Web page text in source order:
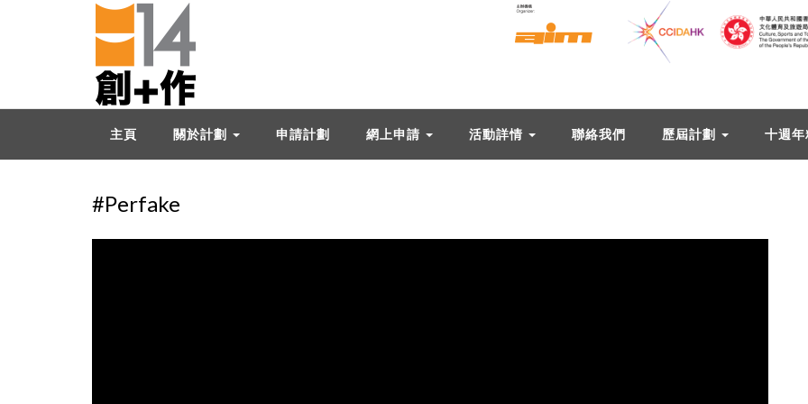
主頁 關於計劃 申請計劃 網上申請 活動詳情 聯絡我們 歷屆計劃 十週
#Perfake